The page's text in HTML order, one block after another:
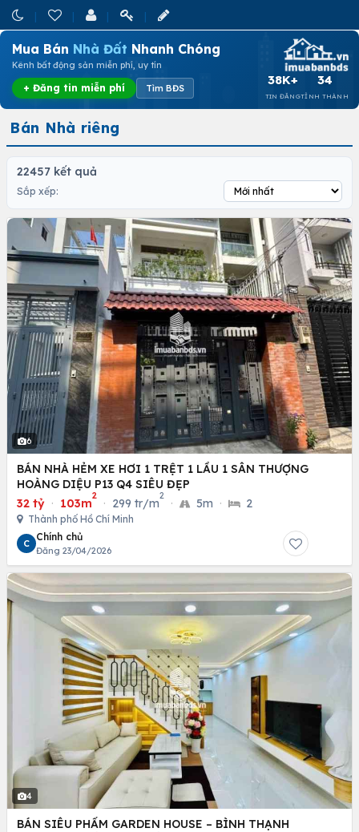
Mua Bán Nhà Đất Nhanh Chóng
Kênh bất động sản miễn phí, uy tín
+ Đăng tin miễn phí Tìm BĐS
38K+
TIN ĐĂNG
34
TỈNH THÀNH
Bán Nhà riêng
22457 kết quả
Sắp xếp:
6
BÁN NHÀ HẺM XE HƠI 1 TRỆT 1 LẦU 1 SÂN THƯỢNG
HOÀNG DIỆU P13 Q4 SIÊU ĐẸP
32 tỷ · 103m
2
· 299 tr/m
2
· 5m · 2
Thành phố Hồ Chí Minh
C
Chính chủ
Đăng 23/04/2026
4
BÁN SIÊU PHẨM GARDEN HOUSE – BÌNH THẠNH